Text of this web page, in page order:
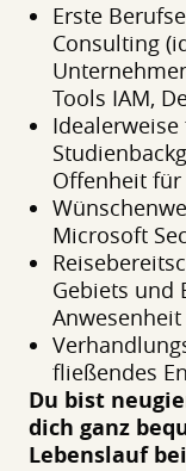
Erste
Consulting
Tools IAM,
Offenheit
Microsoft
Gebiets und
fließendes
Du bist
dich ganz
Lebenslauf